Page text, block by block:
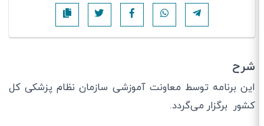
شرح
این برنامه توسط معاونت آموزشی سازمان نظام پزشکی کل
کشور برگزار می‌گردد.